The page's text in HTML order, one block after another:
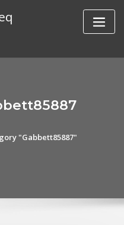
"Gabbett85887"